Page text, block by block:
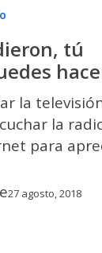
tú
la
la
para
27 agosto, 2018